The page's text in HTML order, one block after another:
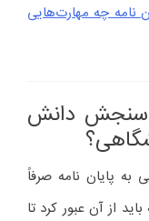
نامه چه مهارت‌هایی
سنجش دانش
به پایان نامه صرفاً
از آن عبور کرد تا